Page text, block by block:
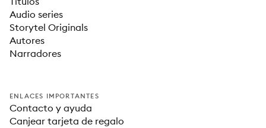
Audio series
Storytel Originals
Autores
Narradores
ENLACES IMPORTANTES
Contacto y ayuda
Canjear tarjeta de regalo